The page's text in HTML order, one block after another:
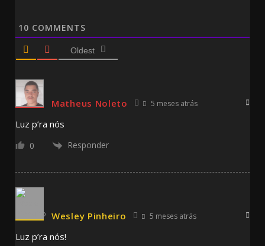
10 COMMENTS
Oldest
Matheus Noleto 5 meses atrás
Luz p’ra nós
0 Responder
Wesley Pinheiro 5 meses atrás
Luz p’ra nós!